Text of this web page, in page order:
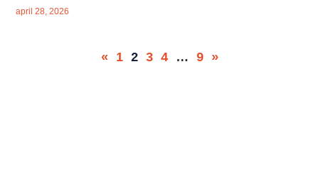
april 28, 2026
« 1 2 3 4 … 9 »